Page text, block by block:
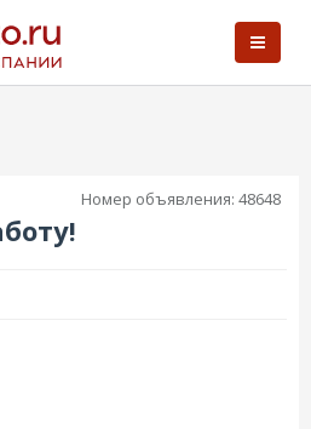
Номер объявления: 48648